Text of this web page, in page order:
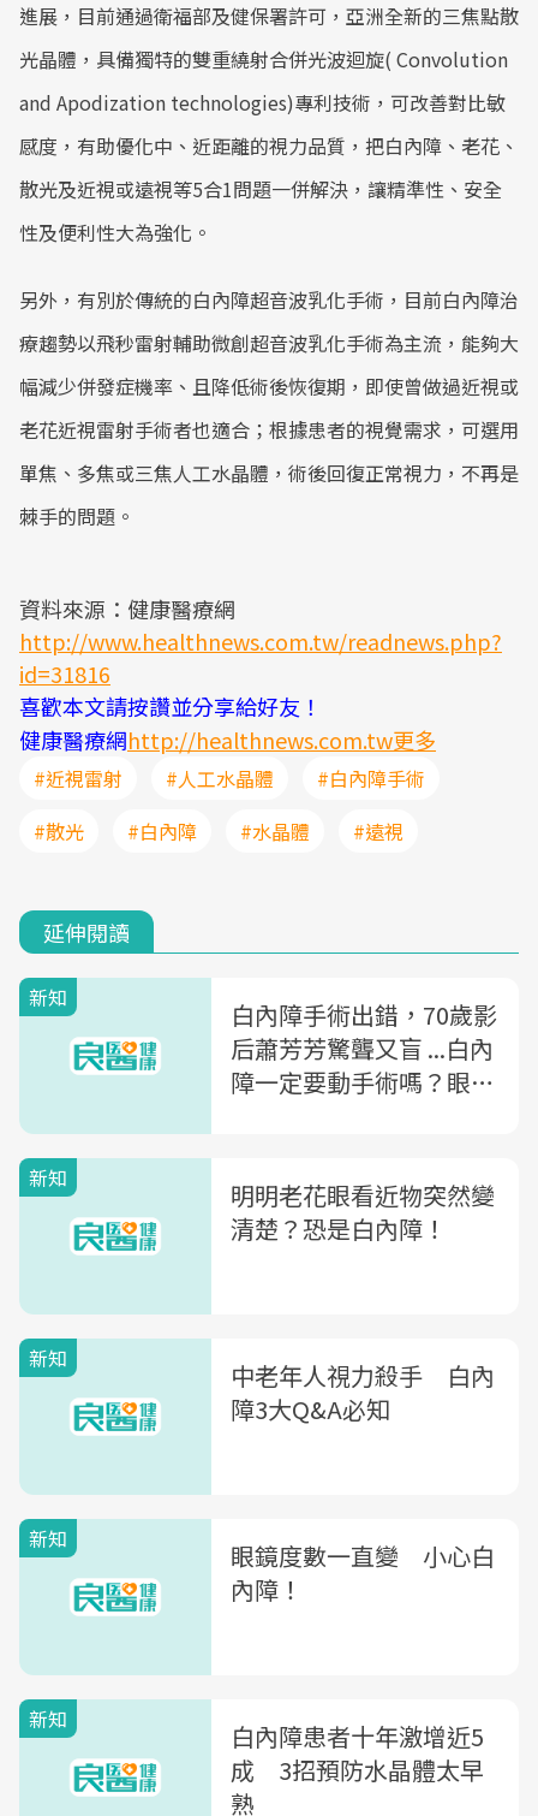
進展，目前通過衛福部及健保署許可，亞洲全新的三焦點散
光晶體，具備獨特的雙重繞射合併光波迴旋( Convolution
and Apodization technologies)專利技術，可改善對比敏
感度，有助優化中、近距離的視力品質，把白內障、老花、
散光及近視或遠視等5合1問題一併解決，讓精準性、安全
性及便利性大為強化。
另外，有別於傳統的白內障超音波乳化手術，目前白內障治
療趨勢以飛秒雷射輔助微創超音波乳化手術為主流，能夠大
幅減少併發症機率、且降低術後恢復期，即使曾做過近視或
老花近視雷射手術者也適合；根據患者的視覺需求，可選用
單焦、多焦或三焦人工水晶體，術後回復正常視力，不再是
棘手的問題。
資料來源：健康醫療網
http://www.healthnews.com.tw/readnews.php?
id=31816
喜歡本文請按讚並分享給好友！
健康醫療網http://healthnews.com.tw更多
#近視雷射 #人工水晶體
#白內障手術
#散光
#白內障 #水晶體 #遠視
延伸閱讀
新知
白內障手術出錯，70歲影
后蕭芳芳驚聾又盲 ...白內
障一定要動手術嗎？眼科
新知
明明老花眼看近物突然變
清楚？恐是白內障！
新知
中老年人視力殺手 白內
障3大Q&A必知
新知
眼鏡度數一直變 小心白
內障！
新知
白內障患者十年激增近5
成 3招預防水晶體太早
熟